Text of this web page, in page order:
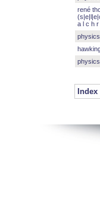
rené
a l c h r
physics